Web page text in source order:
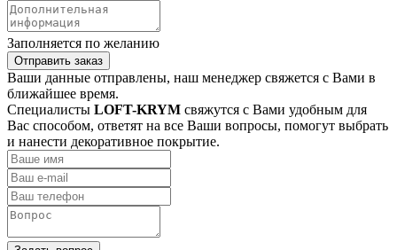
Заполняется по желанию
Отправить заказ
Ваши данные отправлены, наш менеджер свяжется с Вами в
ближайшее время.
Специалисты LOFT-KRYM свяжутся с Вами удобным для
Вас способом, ответят на все Ваши вопросы, помогут выбрать
и нанести декоративное покрытие.